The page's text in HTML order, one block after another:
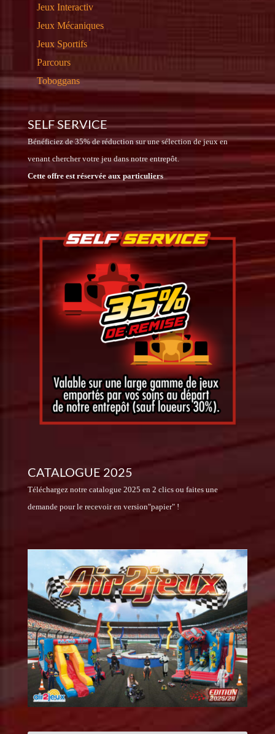
Jeux Interactiv
Jeux Mécaniques
Jeux Sportifs
Parcours
Toboggans
SELF SERVICE
Bénéficiez de 35% de réduction sur une sélection de jeux en
venant chercher votre jeu dans notre entrepôt.
Cette offre est réservée aux particuliers
CATALOGUE 2025
Téléchargez notre catalogue 2025 en 2 clics ou faites une
demande pour le recevoir en version"papier" !